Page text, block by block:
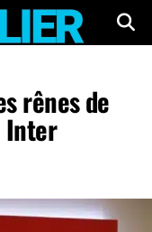
rênes de
Inter